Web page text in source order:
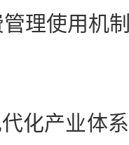
理使用机
产业体系